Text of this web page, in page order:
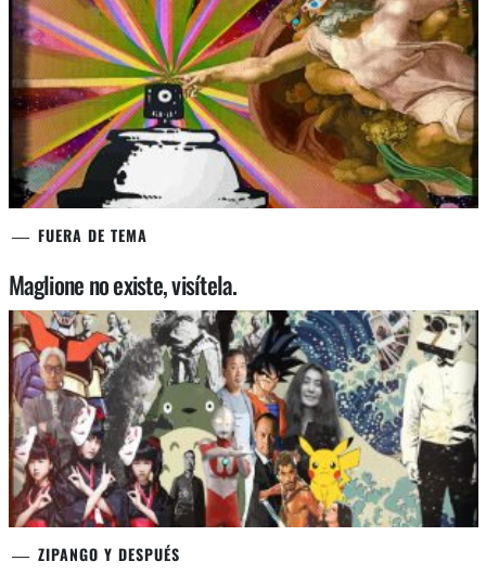
FUERA DE TEMA
Maglione no existe, visítela.
ZIPANGO Y DESPUÉS